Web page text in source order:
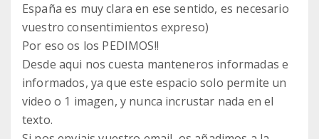
España es muy clara en ese sentido, es necesario
vuestro consentimientos expreso)
Por eso os los PEDIMOS!!
Desde aqui nos cuesta manteneros informadas e
informados, ya que este espacio solo permite un
video o 1 imagen, y nunca incrustar nada en el
texto.